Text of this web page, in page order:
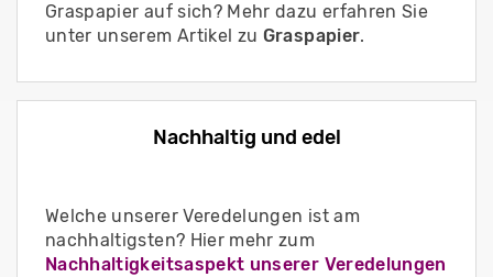
Graspapier auf sich? Mehr dazu erfahren Sie
unter unserem Artikel zu Graspapier.
Nachhaltig und edel
Welche unserer Veredelungen ist am
nachhaltigsten? Hier mehr zum
Nachhaltigkeitsaspekt unserer Veredelungen